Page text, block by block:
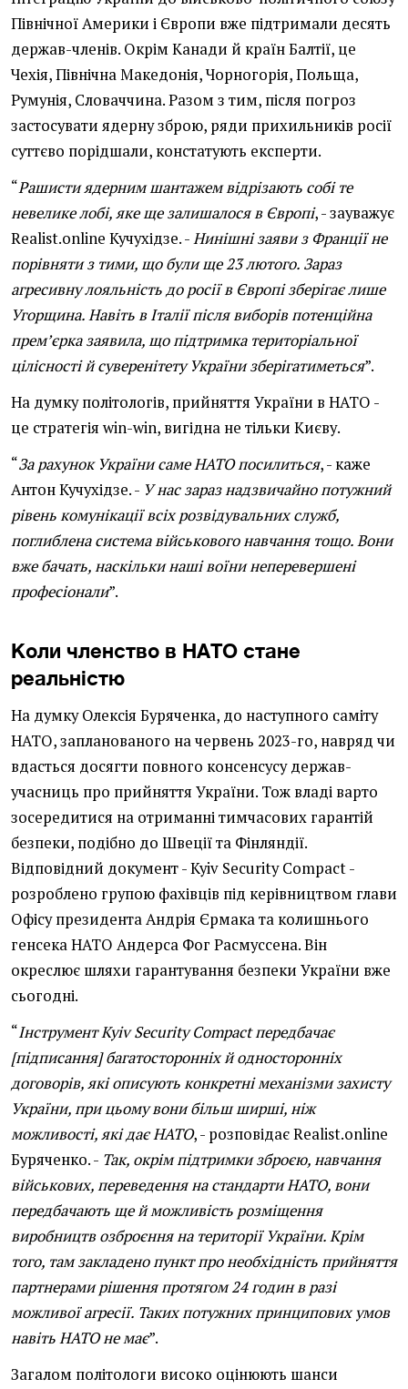
Північної Америки і Європи вже підтримали десять
держав-членів. Окрім Канади й країн Балтії, це
Чехія, Північна Македонія, Чорногорія, Польща,
Румунія, Словаччина. Разом з тим, після погроз
застосувати ядерну зброю, ряди прихильників росії
суттєво порідшали, констатують експерти.
“Рашисти ядерним шантажем відрізають собі те
невелике лобі, яке ще залишалося в Європі, - зауважує
Realist.online Кучухідзе. -Нинішні заяви з Франції не
порівняти з тими, що були ще 23 лютого. Зараз
агресивну лояльність до росії в Європі зберігає лише
Угорщина. Навіть в Італії після виборів потенційна
прем’єрка заявила, що підтримка територіальної
цілісності й суверенітету України зберігатиметься”.
На думку політологів, прийняття України в НАТО -
це стратегія win-win, вигідна не тільки Києву.
“За рахунок України саме НАТО посилиться, - каже
Антон Кучухідзе. - У нас зараз надзвичайно потужний
рівень комунікації всіх розвідувальних служб,
поглиблена система військового навчання тощо. Вони
вже бачать, наскільки наші воїни неперевершені
професіонали”.
Коли членство в НАТО стане
реальністю
На думку Олексія Буряченка, до наступного саміту
НАТО, запланованого на червень 2023-го, навряд чи
вдасться досягти повного консенсусу держав-
учасниць про прийняття України. Тож владі варто
зосередитися на отриманні тимчасових гарантій
безпеки, подібно до Швеції та Фінляндії.
Відповідний документ - Kyiv Security Compact -
розроблено групою фахівців під керівництвом глави
Офісу президента Андрія Єрмака та колишнього
генсека НАТО Андерса Фог Расмуссена. Він
окреслює шляхи гарантування безпеки України вже
сьогодні.
“Інструмент Kyiv Security Compact передбачає
[підписання] багатосторонніх й односторонніх
договорів, які описують конкретні механізми захисту
України, при цьому вони більш ширші, ніж
можливості, які дає НАТО, - розповідає Realist.online
Буряченко. - Так, окрім підтримки зброєю, навчання
військових, переведення на стандарти НАТО, вони
передбачають ще й можливість розміщення
виробництв озброєння на території України. Крім
того, там закладено пункт про необхідність прийняття
партнерами рішення протягом 24 годин в разі
можливої агресії. Таких потужних принципових умов
навіть НАТО не має”.
Загалом політологи високо оцінюють шанси